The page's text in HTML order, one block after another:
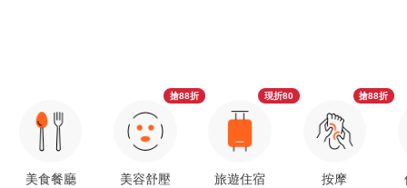
美食餐廳 美容舒壓
搶88折
旅遊住宿
現折80
按摩
搶88折